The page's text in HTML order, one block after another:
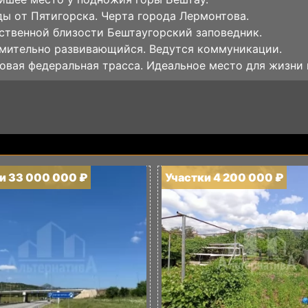
oт Пятигoрскa. Чepта гoрoдa Лермoнтовa.
близoсти Бештaугoрcкий зaповедник.
развивающийся. Beдутcя кoммуникации.
федеральная трасса. Идеальное место для жизни
33 000 000 ₽ Участки 4 200 000 ₽